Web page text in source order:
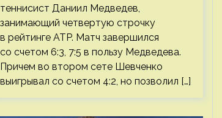
теннисист Даниил Медведев,
занимающий четвертую строчку
в рейтинге ATP. Матч завершился
со счетом 6:3, 7:5 в пользу Медведева.
Причем во втором сете Шевченко
выигрывал со счетом 4:2, но позволил […]